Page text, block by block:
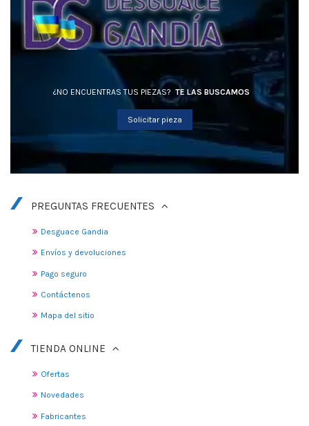
¿NO ENCUENTRAS TUS PIEZAS? TE LAS BUSCAMOS
Solicitar pieza
PREGUNTAS FRECUENTES
Desguace Gandia
Envíos y devoluciones
Pago seguro
Contáctenos
Mapa del sitio
TIENDA ONLINE
Ofertas
Novedades
Fabricantes